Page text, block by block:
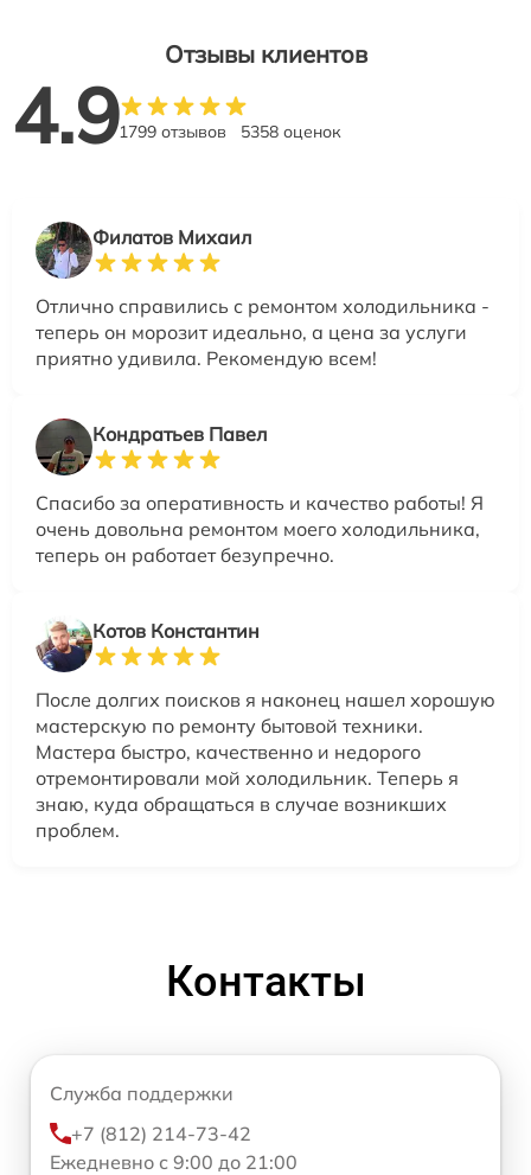
Отзывы клиентов
4.91799 отзывов 5358 оценок
Филатов Михаил
Отлично справились с ремонтом холодильника -
теперь он морозит идеально, а цена за услуги
приятно удивила. Рекомендую всем!
Кондратьев Павел
Спасибо за оперативность и качество работы! Я
очень довольна ремонтом моего холодильника,
теперь он работает безупречно.
Котов Константин
После долгих поисков я наконец нашел хорошую
мастерскую по ремонту бытовой техники.
Мастера быстро, качественно и недорого
отремонтировали мой холодильник. Теперь я
знаю, куда обращаться в случае возникших
проблем.
Контакты
Служба поддержки
+7 (812) 214-73-42
Ежедневно с 9:00 до 21:00